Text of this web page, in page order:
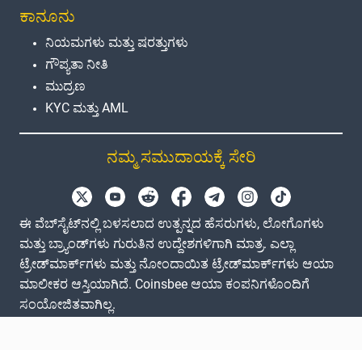
ಕಾನೂನು
ನಿಯಮಗಳು ಮತ್ತು ಷರತ್ತುಗಳು
ಗೌಪ್ಯತಾ ನೀತಿ
ಮುದ್ರಣ
KYC ಮತ್ತು AML
ನಮ್ಮ ಸಮುದಾಯಕ್ಕೆ ಸೇರಿ
ಈ ವೆಬ್‌ಸೈಟ್‌ನಲ್ಲಿ ಬಳಸಲಾದ ಉತ್ಪನ್ನದ ಹೆಸರುಗಳು, ಲೋಗೊಗಳು
ಮತ್ತು ಬ್ರ್ಯಾಂಡ್‌ಗಳು ಗುರುತಿನ ಉದ್ದೇಶಗಳಿಗಾಗಿ ಮಾತ್ರ. ಎಲ್ಲಾ
ಟ್ರೇಡ್‌ಮಾರ್ಕ್‌ಗಳು ಮತ್ತು ನೋಂದಾಯಿತ ಟ್ರೇಡ್‌ಮಾರ್ಕ್‌ಗಳು ಆಯಾ
ಮಾಲೀಕರ ಆಸ್ತಿಯಾಗಿದೆ. Coinsbee ಆಯಾ ಕಂಪನಿಗಳೊಂದಿಗೆ
ಸಂಯೋಜಿತವಾಗಿಲ್ಲ.